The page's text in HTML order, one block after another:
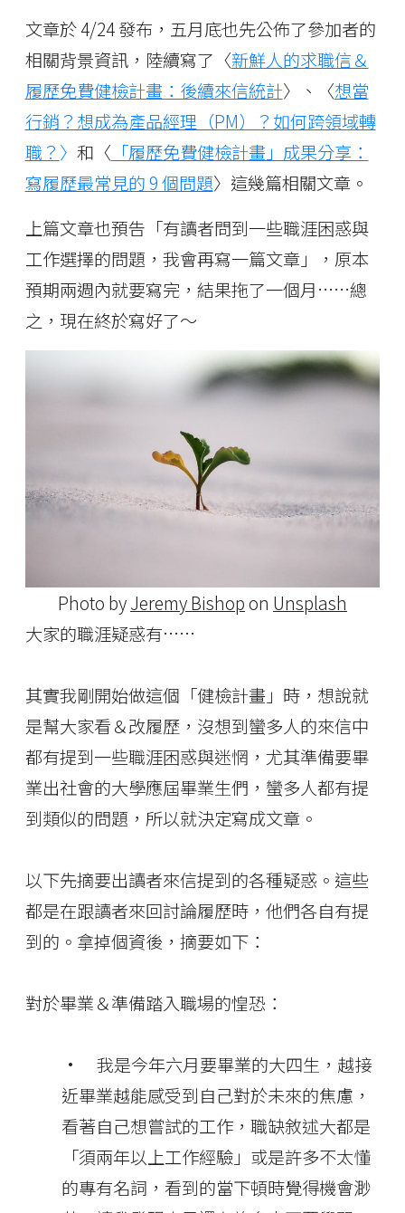
文章於 4/24 發布，五月底也先公佈了參加者的
相關背景資訊，陸續寫了〈新鮮人的求職信＆
履歷免費健檢計畫：後續來信統計〉、〈想當
行銷？想成為產品經理（PM）？如何跨領域轉
職？ 〉 和〈 「履歷免費健檢計畫」成果分享：
寫履歷最常見的 9 個問題〉這幾篇相關文章。
上篇文章也預告「有讀者問到一些職涯困惑與
工作選擇的問題，我會再寫一篇文章」，原本
預期兩週內就要寫完，結果拖了一個月……總
之，現在終於寫好了～
Photo byJeremy Bishopon Unsplash
大家的職涯疑惑有……
其實我剛開始做這個「健檢計畫」時，想說就
是幫大家看＆改履歷，沒想到蠻多人的來信中
都有提到一些職涯困惑與迷惘，尤其準備要畢
業出社會的大學應屆畢業生們，蠻多人都有提
到類似的問題，所以就決定寫成文章。
以下先摘要出讀者來信提到的各種疑惑。這些
都是在跟讀者來回討論履歷時，他們各自有提
到的。拿掉個資後，摘要如下：
對於畢業＆準備踏入職場的惶恐：
• 我是今年六月要畢業的大四生，越接
近畢業越能感受到自己對於未來的焦慮，
看著自己想嘗試的工作，職缺敘述大都是
「須兩年以上工作經驗」或是許多不太懂
的專有名詞，看到的當下頓時覺得機會渺